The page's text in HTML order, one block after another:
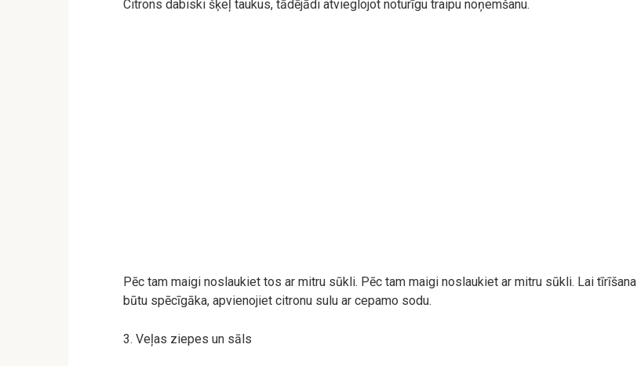
Citrons dabiski šķeļ taukus, tādējādi atvieglojot noturīgu traipu noņemšanu.
Pēc tam maigi noslaukiet tos ar mitru sūkli. Pēc tam maigi noslaukiet ar mitru sūkli. Lai tīrīšana
būtu spēcīgāka, apvienojiet citronu sulu ar cepamo sodu.
3. Veļas ziepes un sāls